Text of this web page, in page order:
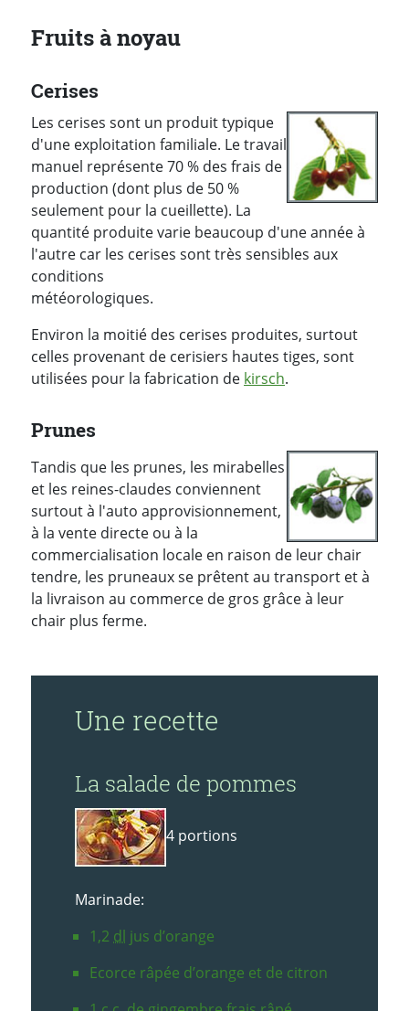
Fruits à noyau
Cerises
Les cerises sont un produit typique
d'une exploitation familiale. Le travail
manuel représente 70 % des frais de
production (dont plus de 50 %
seulement pour la cueillette). La
quantité produite varie beaucoup d'une année à
l'autre car les cerises sont très sensibles aux
conditions
météorologiques.
Environ la moitié des cerises produites, surtout
celles provenant de cerisiers hautes tiges, sont
utilisées pour la fabrication de kirsch.
Prunes
Tandis que les prunes, les mirabelles
et les reines-claudes conviennent
surtout à l'auto approvisionnement,
à la vente directe ou à la
commercialisation locale en raison de leur chair
tendre, les pruneaux se prêtent au transport et à
la livraison au commerce de gros grâce à leur
chair plus ferme.
Une recette
La salade de pommes
4 portions
Marinade:
1,2 dl jus d’orange
Ecorce râpée d’orange et de citron